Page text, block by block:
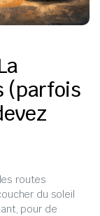
(parfois
routes
du soleil
pour de